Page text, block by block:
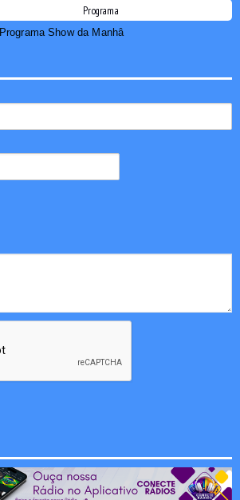
Programa
Programa Show da Manhâ